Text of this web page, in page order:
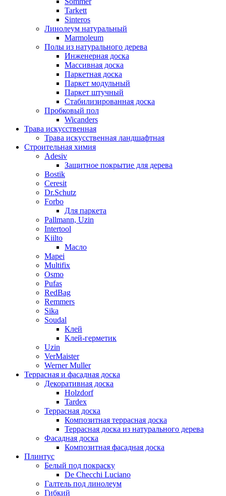
Tarkett
Sinteros
Линолеум натуральный
Marmoleum
Полы из натурального дерева
Инженерная доска
Массивная доска
Паркетная доска
Паркет модульный
Паркет штучный
Стабилизированная доска
Пробковый пол
Wicanders
Трава искусственная
Трава искусственная ландшафтная
Строительная химия
Adesiv
Защитное покрытие для дерева
Bostik
Ceresit
Dr.Schutz
Forbo
Для паркета
Pallmann, Uzin
Intertool
Kiilto
Масло
Mapei
Multifix
Osmo
Pufas
RedBag
Remmers
Sika
Soudal
Клей
Клей-герметик
Uzin
VerMaister
Werner Muller
Террасная и фасадная доска
Декоративная доска
Holzdorf
Tardex
Террасная доска
Композитная террасная доска
Террасная доска из натурального дерева
Фасадная доска
Композитная фасадная доска
Плинтус
Белый под покраску
De Checchi Luciano
Галтель под линолеум
Гибкий